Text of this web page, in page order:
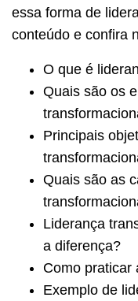
essa forma de
conteúdo e confira
O que é
Quais são os
Principais
Quais são as
Liderança
a diferença?
Como praticar
Exemplo de